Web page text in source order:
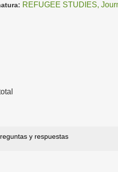
REFUGEE STUDIES,
y respuestas